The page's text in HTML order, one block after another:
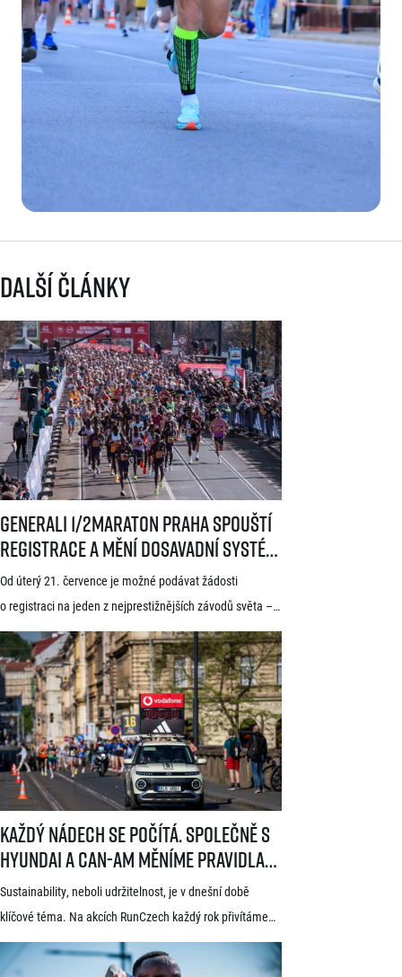
Další články
Generali 1/2Maraton Praha spouští
registrace a mění dosavadní systém!
Třítýdenní lhůta na podání žádosti
startuje 21. července
Od úterý 21. července je možné podávat žádosti
o registraci na jeden z nejprestižnějších závodů světa –
Generali 1/2Maraton Praha. Do povědomí běžců se
dostal nejen trasou vedoucí srdcem historické Prahy, ale
i tradicí a naprosto jedinečnou atmosférou. Pyšní se
známkou kvality World Athletics Elite Label, spadá do
seriálu evropských půlmaratonů zvaného SuperHalfs
a jedná se o nejžádanější z pěti závodů RunCzech Halfs.
[…]
Generali 1/2Maraton Praha spouští registrace a mění dosavadní
Každý nádech se počítá. Společně s
Hyundai a Can-Am měníme pravidla
hry
Sustainability, neboli udržitelnost, je v dnešní době
klíčové téma. Na akcích RunCzech každý rok přivítáme
statisíce osob, které motivujeme k pohybu a zdravému
životnímu stylu. S každou masovou akcí se však pojí také
Každý nádech se počítá. Společně s Hyundai a Can-Am měníme